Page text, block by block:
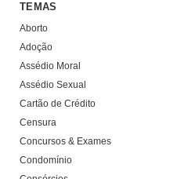
TEMAS
Aborto
Adoção
Assédio Moral
Assédio Sexual
Cartão de Crédito
Censura
Concursos & Exames
Condomínio